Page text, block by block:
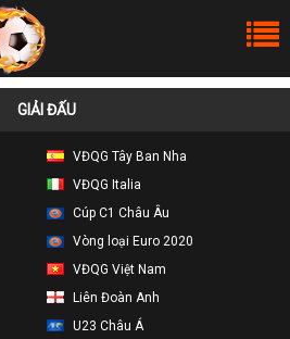
GIẢI ĐẤU
VĐQG Tây Ban Nha
VĐQG Italia
Cúp C1 Châu Âu
Vòng loại Euro 2020
VĐQG Việt Nam
Liên Đoàn Anh
U23 Châu Á